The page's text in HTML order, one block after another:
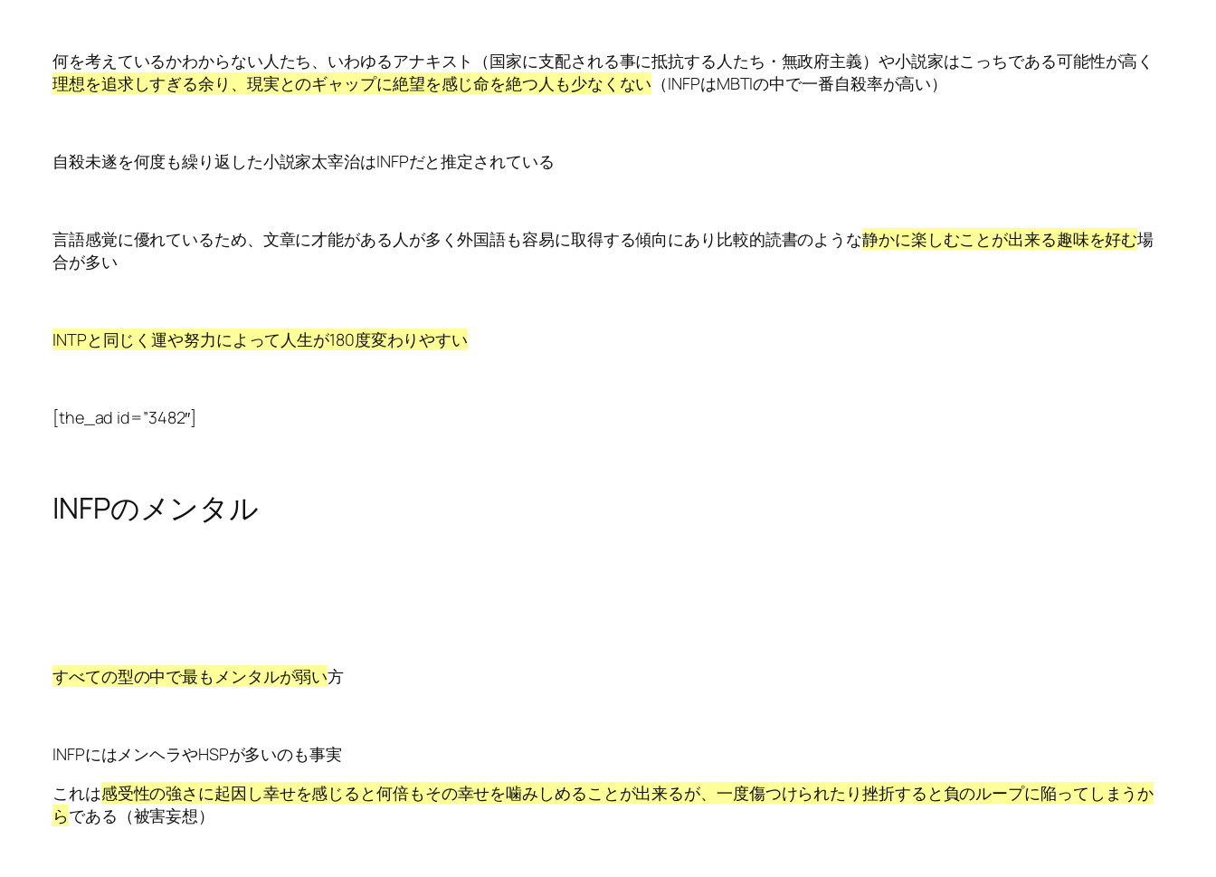
何を考えているかわからない人たち、いわゆるアナキスト（国家に支配される事に抵抗する人たち・無政府主義）や小説家はこっちである可能性が高く
理想を追求しすぎる余り、現実とのギャップに絶望を感じ命を絶つ人も少なくない （INFPはMBTIの中で一番自殺率が高い）
自殺未遂を何度も繰り返した小説家太宰治はINFPだと推定されている
言語感覚に優れているため、文章に才能がある人が多く外国語も容易に取得する傾向にあり比較的読書のような静かに楽しむことが出来る趣味を好む場
合が多い
INTPと同じく運や努力によって人生が180度変わりやすい
[the_ad id=”3482″]
INFPのメンタル
すべての型の中で最もメンタルが弱い方
INFPにはメンヘラやHSPが多いのも事実
これは感受性の強さに起因し幸せを感じると何倍もその幸せを噛みしめることが出来るが、一度傷つけられたり挫折すると負のループに陥ってしまうか
らである（被害妄想）